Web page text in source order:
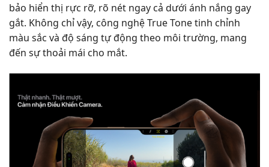
bảo hiển thị rực rỡ, rõ nét ngay cả dưới ánh nắng gay
gắt. Không chỉ vậy, công nghệ True Tone tinh chỉnh
màu sắc và độ sáng tự động theo môi trường, mang
đến sự thoải mái cho mắt.